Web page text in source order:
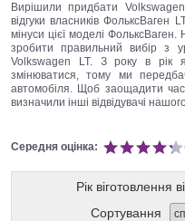
Вирішили придбати
відгуки власників
мінуси цієї моделі
зробити правильний вибір з
Volkswagen LT. З року в рік
змінюватися, тому ми
автомобіля. Щоб заощадити час,
визначили інші відвідувачі
Середня оцінка:
Рік віготовлення
Сортування